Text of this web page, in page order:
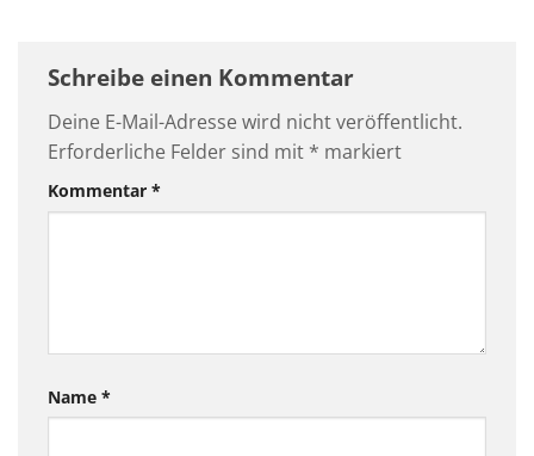
Schreibe einen Kommentar
Deine E-Mail-Adresse wird nicht veröffentlicht.
Erforderliche Felder sind mit * markiert
Kommentar *
Name *